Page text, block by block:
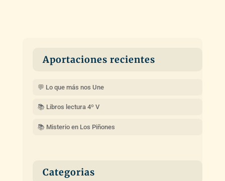
Aportaciones recientes
💬 Lo que más nos Une
📚 Libros lectura 4º V
📚 Misterio en Los Piñones
Categorias